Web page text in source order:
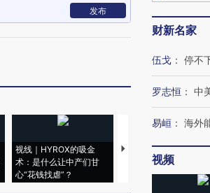
发布
视线｜HYROX的吸金
术：是什么让中产们甘
心“花钱找虐”？
马航飞行员跨国走私7
粒摇头丸 尿检体内含3种
财新名家
伍戈 ： 停不
罗志恒 ： 中
易峘 ： 海外
视频